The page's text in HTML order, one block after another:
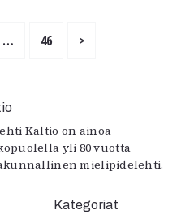
… 46 >
Kaltio on ainoa
yli 80 vuotta
mielipidelehti.
Kategoriat